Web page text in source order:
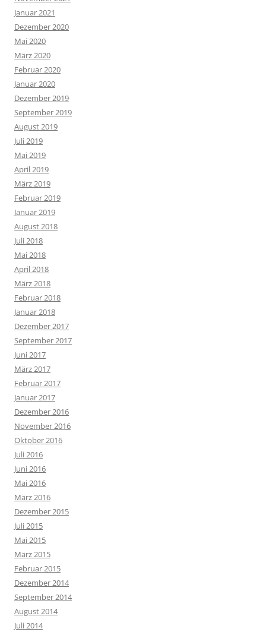
Januar 2021
Dezember 2020
Mai 2020
März 2020
Februar 2020
Januar 2020
Dezember 2019
September 2019
August 2019
Juli 2019
Mai 2019
April 2019
März 2019
Februar 2019
Januar 2019
August 2018
Juli 2018
Mai 2018
April 2018
März 2018
Februar 2018
Januar 2018
Dezember 2017
September 2017
Juni 2017
März 2017
Februar 2017
Januar 2017
Dezember 2016
November 2016
Oktober 2016
Juli 2016
Juni 2016
Mai 2016
März 2016
Dezember 2015
Juli 2015
Mai 2015
März 2015
Februar 2015
Dezember 2014
September 2014
August 2014
Juli 2014